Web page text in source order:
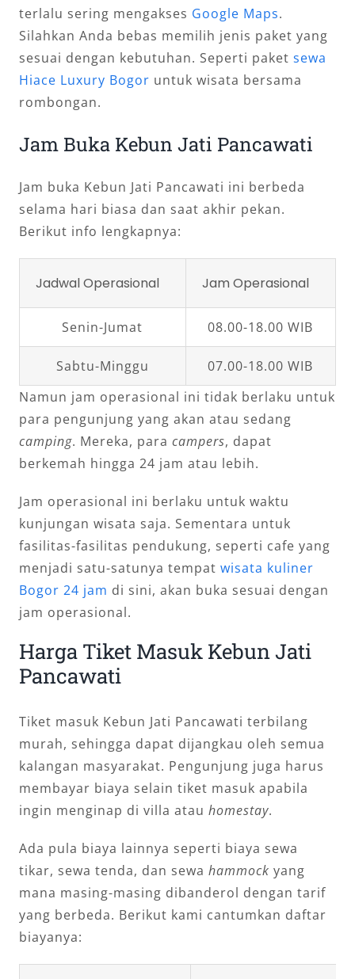
terlalu sering mengakses Google Maps.
Silahkan Anda bebas memilih jenis paket yang
sesuai dengan kebutuhan. Seperti paket sewa
Hiace Luxury Bogor untuk wisata bersama
rombongan.
Jam Buka Kebun Jati Pancawati
Jam buka Kebun Jati Pancawati ini berbeda
selama hari biasa dan saat akhir pekan.
Berikut info lengkapnya:
Jadwal Operasional Jam Operasional
Senin-Jumat 08.00-18.00 WIB
Sabtu-Minggu
07.00-18.00 WIB
Namun jam operasional ini tidak berlaku untuk
para pengunjung yang akan atau sedang
camping. Mereka, para campers, dapat
berkemah hingga 24 jam atau lebih.
Jam operasional ini berlaku untuk waktu
kunjungan wisata saja. Sementara untuk
fasilitas-fasilitas pendukung, seperti cafe yang
menjadi satu-satunya tempat wisata kuliner
Bogor 24 jam di sini, akan buka sesuai dengan
jam operasional.
Harga Tiket Masuk Kebun Jati
Pancawati
Tiket masuk Kebun Jati Pancawati terbilang
murah, sehingga dapat dijangkau oleh semua
kalangan masyarakat. Pengunjung juga harus
membayar biaya selain tiket masuk apabila
ingin menginap di villa atau homestay.
Ada pula biaya lainnya seperti biaya sewa
tikar, sewa tenda, dan sewa hammock yang
mana masing-masing dibanderol dengan tarif
yang berbeda. Berikut kami cantumkan daftar
biayanya: